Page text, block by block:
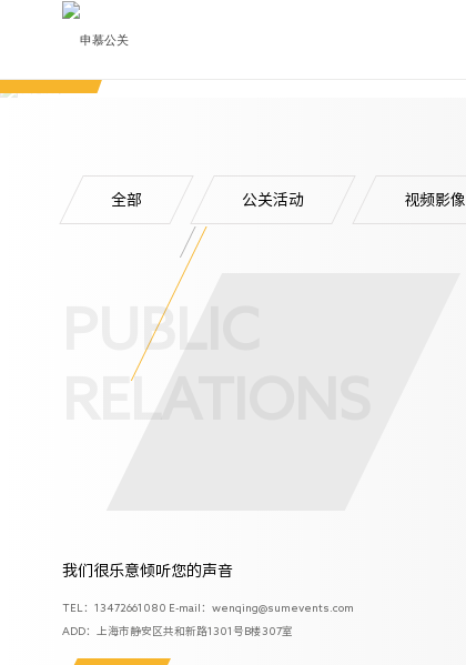
全部 公关活动 视频影像
PUBLIC
RELATIONS
我们很乐意倾听您的声音
TEL：13472661080 E-mail：wenqing@sumevents.com
ADD：上海市静安区共和新路1301号B楼307室